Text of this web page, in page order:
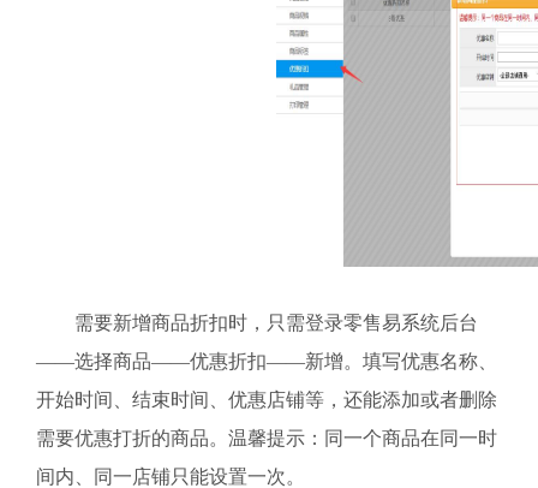
需要新增商品折扣时，只需登录零售易系统后台
——选择商品——优惠折扣——新增。填写优惠名称、
开始时间、结束时间、优惠店铺等，还能添加或者删除
需要优惠打折的商品。温馨提示：同一个商品在同一时
间内、同一店铺只能设置一次。